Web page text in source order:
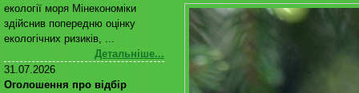
екології моря Мінекономіки
здійснив попередню оцінку
екологічних ризиків, ...
Детальніше...
31.07.2026
Оголошення про відбір